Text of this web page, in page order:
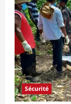
Sécurité